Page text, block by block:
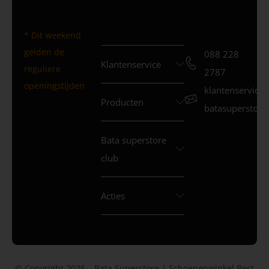
* Dit weekend
gelden de
reguliere
openingstijden
Klantenservice
Producten
Bata superstore
club
Acties
088 228
2787